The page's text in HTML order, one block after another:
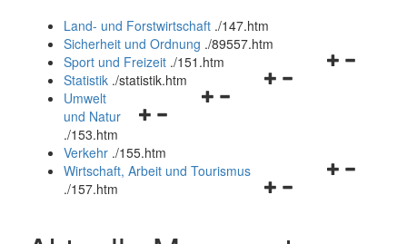
und
schließen
Land- und Forstwirtschaft ./147.htm
Sicherheit und Ordnung ./89557.htm
Navigationsmenü
Sport und Freizeit ./151.htm
Navigationsmenü
Statistik ./statistik.htm
Navigationsmenü
und
schließen
Umwelt
und Natur
./153.htm
Verkehr ./155.htm
Navigationsmenü
schließen
Wirtschaft, Arbeit und Tourismus
./157.htm